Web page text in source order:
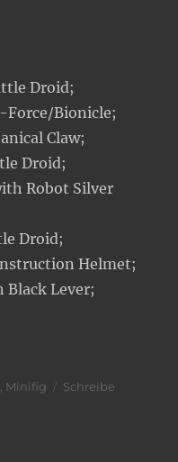
Droid;
Force/Bionicle;
Claw;
Droid;
Robot Silver
Droid;
Helmet;
Black Lever;
Minifig
Schreibe